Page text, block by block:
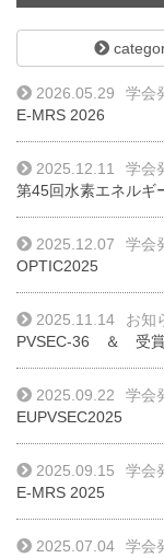
2026.05.29
学会
E-MRS 2026
2025.12.11
学会
第45回水素エネルギ
2025.12.07
学会
OPTIC2025
2025.11.14 お知
PVSEC-36 ＆ 受賞
2025.09.22
学会
EUPVSEC2025
2025.09.15
学会
E-MRS 2025
2025.07.04
学会